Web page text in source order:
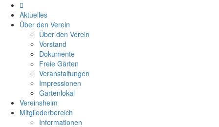
Aktuelles
Über den Verein
Über den Verein
Vorstand
Dokumente
Freie Gärten
Veranstaltungen
Impressionen
Gartenlokal
Vereinsheim
Mitgliederbereich
Informationen